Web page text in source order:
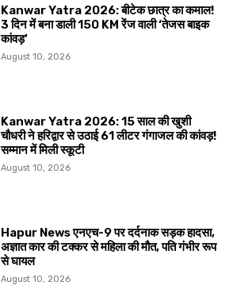
Kanwar Yatra 2026: बीटेक छात्र का कमाल!
3 दिन में बना डाली 150 KM रेंज वाली ‘तेजस बाइक
कांवड़’
August 10, 2026
Kanwar Yatra 2026: 15 साल की खुशी
चौधरी ने हरिद्वार से उठाई 61 लीटर गंगाजल की कांवड़!
सम्मान में मिली स्कूटी
August 10, 2026
Hapur News एनएच-9 पर दर्दनाक सड़क हादसा,
अज्ञात कार की टक्कर से महिला की मौत, पति गंभीर रूप
से घायल
August 10, 2026